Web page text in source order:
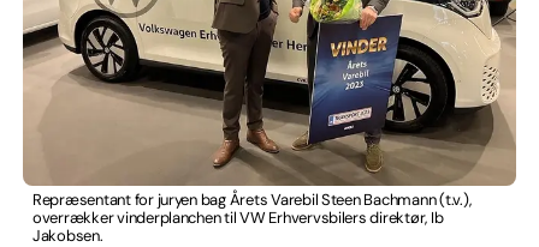
Repræsentant for juryen bag Årets Varebil Steen Bachmann (t.v.),
overrækker vinderplanchen til VW Erhvervsbilers direktør, Ib
Jakobsen.